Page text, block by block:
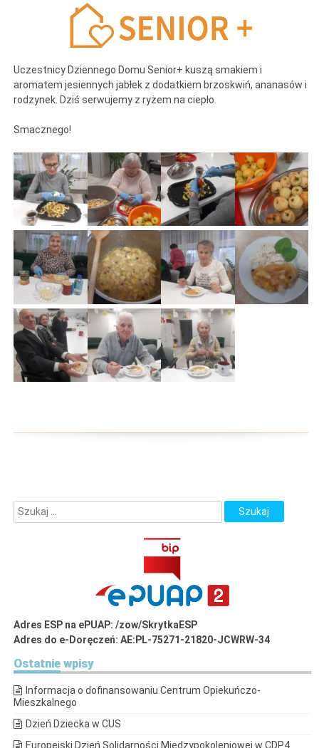
Uczestnicy Dziennego Domu Senior+ kuszą smakiem i
aromatem jesiennych jabłek z dodatkiem brzoskwiń, ananasów i
rodzynek. Dziś serwujemy z ryżem na ciepło.
Smacznego!
Adres ESP na ePUAP: /zow/SkrytkaESP
Adres do e-Doręczeń: AE:PL-75271-21820-JCWRW-34
Ostatnie wpisy
Informacja o dofinansowaniu Centrum Opiekuńczo-
Mieszkalnego
Dzień Dziecka w CUS
Europejski Dzień Solidarności Międzypokoleniowej w CDP4